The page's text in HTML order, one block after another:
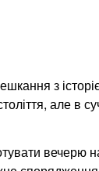
з
але в
вечерю